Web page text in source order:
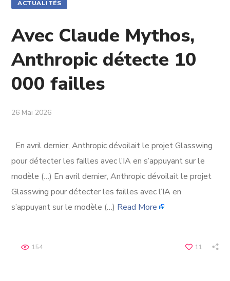
ACTUALITÉS
Avec Claude Mythos,
Anthropic détecte 10
000 failles
26 Mai 2026
En avril dernier, Anthropic dévoilait le projet Glasswing
pour détecter les failles avec l’IA en s’appuyant sur le
modèle (…) En avril dernier, Anthropic dévoilait le projet
Glasswing pour détecter les failles avec l’IA en
s’appuyant sur le modèle (…) Read More
11
154